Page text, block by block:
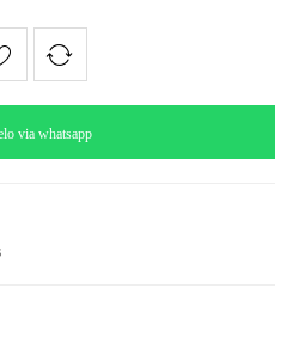
via whatsapp